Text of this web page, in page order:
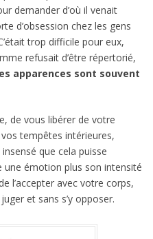
demander d’où il venait
d’obsession chez les gens
trop difficile pour eux,
refusait d’être répertorié,
apparences sont souvent
de vous libérer de votre
tempêtes intérieures,
que cela puisse
émotion plus son intensité
l’accepter avec votre corps,
et sans s’y opposer.